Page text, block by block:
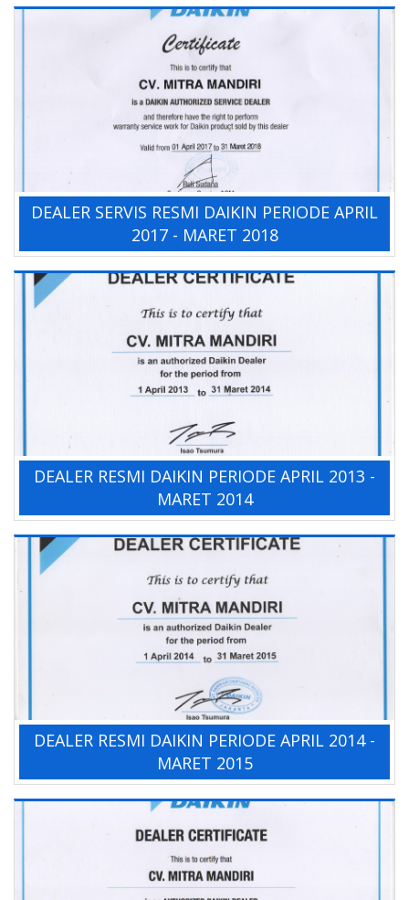
DEALER SERVIS RESMI DAIKIN PERIODE APRIL
2017 - MARET 2018
DEALER RESMI DAIKIN PERIODE APRIL 2013 -
MARET 2014
DEALER RESMI DAIKIN PERIODE APRIL 2014 -
MARET 2015